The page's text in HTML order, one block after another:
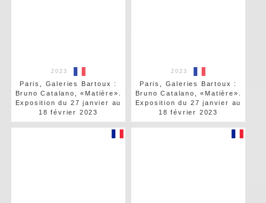
2023
Paris, Galeries Bartoux :
Bruno Catalano, «Matière».
Exposition du 27 janvier au
18 février 2023
2023
Paris, Galeries Bartoux :
Bruno Catalano, «Matière».
Exposition du 27 janvier au
18 février 2023